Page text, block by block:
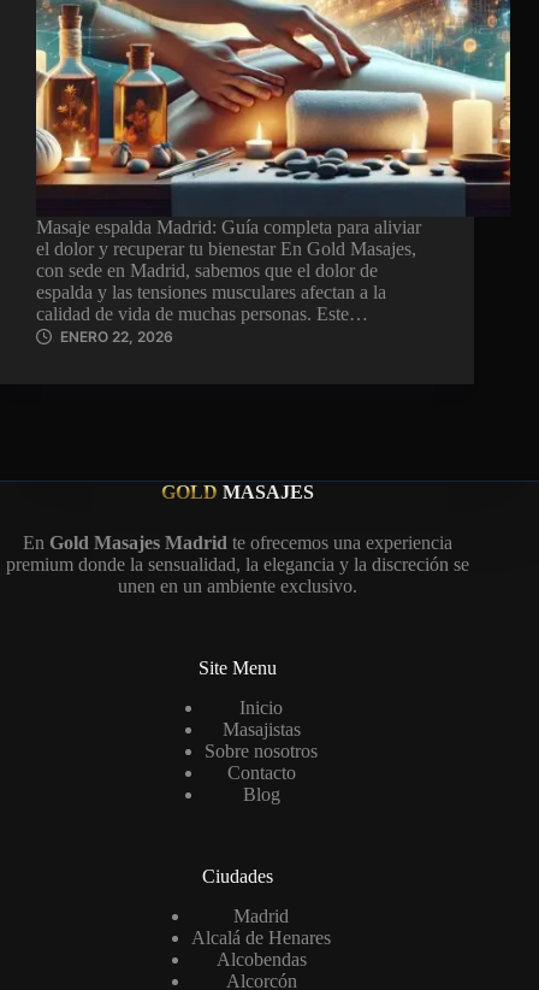
Masaje espalda Madrid: Guía completa para aliviar
el dolor y recuperar tu bienestar En Gold Masajes,
con sede en Madrid, sabemos que el dolor de
espalda y las tensiones musculares afectan a la
calidad de vida de muchas personas. Este…
ENERO 22, 2026
GOLD MASAJES
En Gold Masajes Madrid te ofrecemos una experiencia
premium donde la sensualidad, la elegancia y la discreción se
unen en un ambiente exclusivo.
Site Menu
Inicio
Masajistas
Sobre nosotros
Contacto
Blog
Ciudades
Madrid
Alcalá de Henares
Alcobendas
Alcorcón